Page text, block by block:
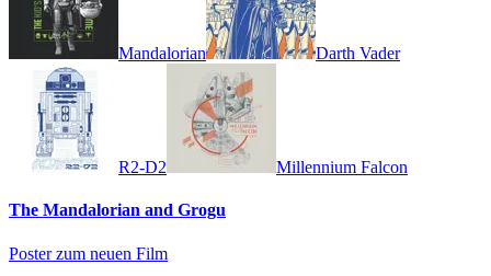
Mandalorian Darth Vader
R2-D2 Millennium Falcon
The Mandalorian and Grogu
Poster zum neuen Film